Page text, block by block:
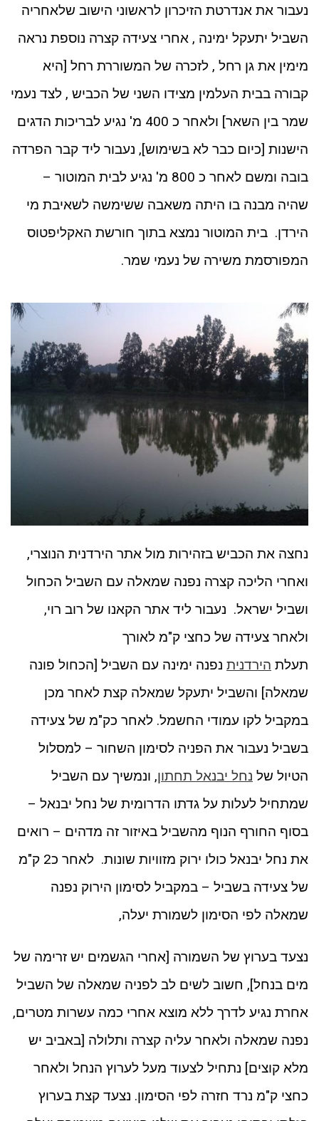
נעבור את אנדרטת הזיכרון לראשוני הישוב שלאחריה
השביל יתעקל ימינה , אחרי צעידה קצרה נוספת נראה
מימין את גן רחל , לזכרה של המשוררת רחל [היא
קבורה בבית העלמין מצידו השני של הכביש , לצד נעמי
שמר בין השאר] ולאחר כ 400 מ' נגיע לבריכות הדגים
הישנות [כיום כבר לא בשימוש], נעבור ליד קבר הפרדה
בובה ומשם לאחר כ 800 מ' נגיע לבית המוטור –
שהיה מבנה בו היתה משאבה ששימשה לשאיבת מי
הירדן. בית המוטור נמצא בתוך חורשת האקליפטוס
המפורסמת משירה של נעמי שמר.
נחצה את הכביש בזהירות מול אתר הירדנית הנוצרי,
ואחרי הליכה קצרה נפנה שמאלה עם השביל הכחול
ושביל ישראל. נעבור ליד אתר הקאנו של רוב רוי,
ולאחר צעידה של כחצי ק"מ לאורך
תעלת הירדנית נפנה ימינה עם השביל [הכחול פונה
שמאלה] והשביל יתעקל שמאלה קצת לאחר מכן
במקביל לקו עמודי החשמל. לאחר כק"מ של צעידה
בשביל נעבור את הפניה לסימון השחור – למסלול
הטיול של נחל יבנאל תחתון, ונמשיך עם השביל
שמתחיל לעלות על גדתו הדרומית של נחל יבנאל –
בסוף החורף הנוף מהשביל באיזור זה מדהים – רואים
את נחל יבנאל כולו ירוק מזוויות שונות. לאחר כ2 ק"מ
של צעידה בשביל – במקביל לסימון הירוק נפנה
שמאלה לפי הסימון לשמורת יעלה,
נצעד בערוץ של השמורה [אחרי הגשמים יש זרימה של
מים בנחל], חשוב לשים לב לפניה שמאלה של השביל
אחרת נגיע לדרך ללא מוצא אחרי כמה עשרות מטרים,
נפנה שמאלה ולאחר עליה קצרה ותלולה [באביב יש
מלא קוצים] נתחיל לצעוד מעל לערוץ הנחל ולאחר
כחצי ק"מ נרד חזרה לפי הסימון. נצעד קצת בערוץ